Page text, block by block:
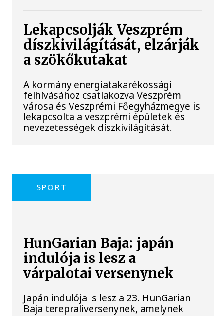
Lekapcsolják Veszprém
díszkivilágítását, elzárják
a szökőkutakat
A kormány energiatakarékossági
felhívásához csatlakozva Veszprém
városa és Veszprémi Főegyházmegye is
lekapcsolta a veszprémi épületek és
nevezetességek díszkivilágítását.
SPORT
HunGarian Baja: japán
indulója is lesz a
várpalotai versenynek
Japán indulója is lesz a 23. HunGarian
Baja terepraliversenynek, amelynek